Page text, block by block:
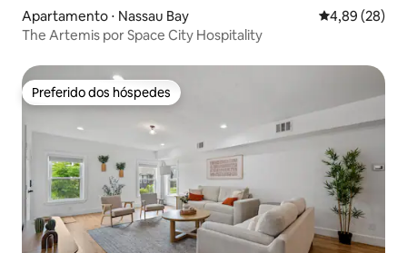
Apartamento ⋅ Nassau Bay 4,89 de uma
4,89 (28)
The Artemis por Space City Hospitality
Preferido dos hóspedes
Preferido dos hóspedes